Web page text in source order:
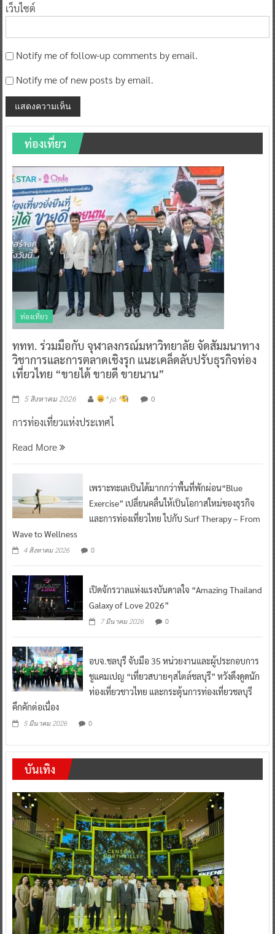
เว็บไซต์
Notify me of follow-up comments by email.
Notify me of new posts by email.
ท่องเที่ยว
ท่องเที่ยว
ททท. ร่วมมือกับ จุฬาลงกรณ์มหาวิทยาลัย จัดสัมมนาทาง
วิชาการและการตลาดเชิงรุก แนะเคล็ดลับปรับธุรกิจท่อง
เที่ยวไทย “ขายได้ ขายดี ขายนาน”
5 สิงหาคม 2026 ^ jo ^ 0
การท่องเที่ยวแห่งประเทศไ
Read More
เพราะทะเลเป็นได้มากกว่าพื้นที่พักผ่อน“Blue
Exercise” เปลี่ยนคลื่นให้เป็นโอกาสใหม่ของธุรกิจ
และการท่องเที่ยวไทย ไปกับ Surf Therapy – From
Wave to Wellness
4 สิงหาคม 2026 0
เปิดจักรวาลแห่งแรงบันดาลใจ “Amazing Thailand
Galaxy of Love 2026”
7 มีนาคม 2026 0
อบจ.ชลบุรี จับมือ 35 หน่วยงานและผู้ประกอบการ
ชูแคมเปญ “เที่ยวสบายๆสไตล์ชลบุรี” หวังดึงดูดนัก
ท่องเที่ยวชาวไทย และกระตุ้นการท่องเที่ยวชลบุรี
คึกคักต่อเนื่อง
5 มีนาคม 2026 0
บันเทิง